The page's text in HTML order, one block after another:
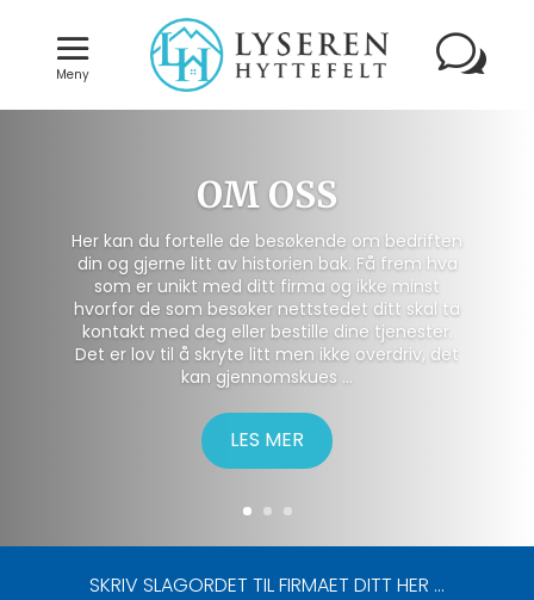
Meny
OM OSS
Her kan du fortelle de besøkende om bedriften
din og gjerne litt av historien bak. Få frem hva
som er unikt med ditt firma og ikke minst
hvorfor de som besøker nettstedet ditt skal ta
kontakt med deg eller bestille dine tjenester.
Det er lov til å skryte litt men ikke overdriv, det
kan gjennomskues …
LES MER
SKRIV SLAGORDET TIL FIRMAET DITT HER …